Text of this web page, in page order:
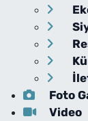
Foto
Video